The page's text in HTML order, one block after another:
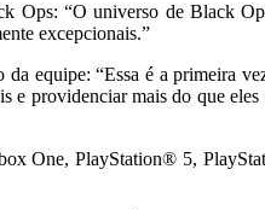
“O universo de Black
excepcionais.”
equipe: “Essa é a primeira
e providenciar mais do que
One, PlayStation® 5,